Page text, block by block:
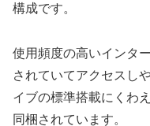
構成です。
使用頻度の高いインタ
されていてアクセスし
イブの標準搭載にくわ
同梱されています。